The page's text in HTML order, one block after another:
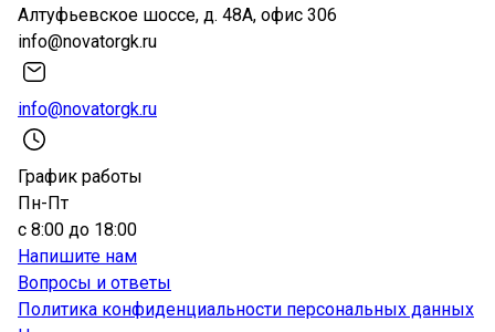
Алтуфьевское шоссе, д. 48А, офис 306
info@novatorgk.ru
info@novatorgk.ru
График работы
Пн-Пт
с 8:00 до 18:00
Напишите нам
Вопросы и ответы
Политика конфиденциальности персональных данных